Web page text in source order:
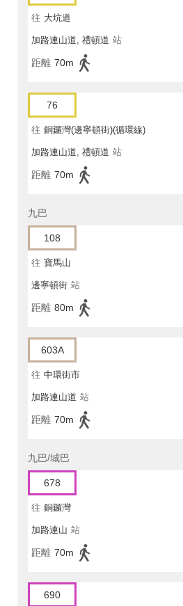
往 大坑道
加路連山道, 禮頓道 站
距離 70m
76
往 銅鑼灣(邊寧頓街)(循環線)
加路連山道, 禮頓道 站
距離 70m
九巴
108
往 寶馬山
邊寧頓街 站
距離 80m
603A
往 中環街市
加路連山道 站
距離 70m
九巴/城巴
678
往 銅鑼灣
加路連山 站
距離 70m
690